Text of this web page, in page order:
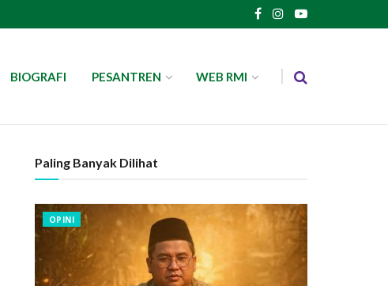
BIOGRAFI PESANTREN WEB RMI
Paling Banyak Dilihat
OPINI